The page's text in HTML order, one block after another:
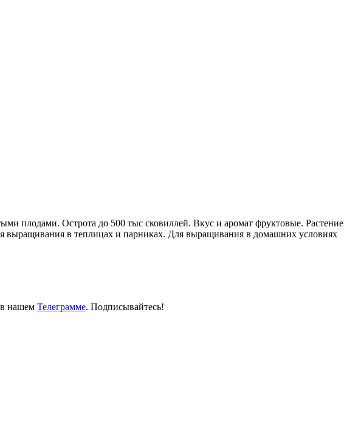
плодами. Острота до 500 тыс сковиллей. Вкус и аромат фруктовые. Растение
выращивания в теплицах и парниках. Для выращивания в домашних условиях
нашем Телеграмме. Подписывайтесь!